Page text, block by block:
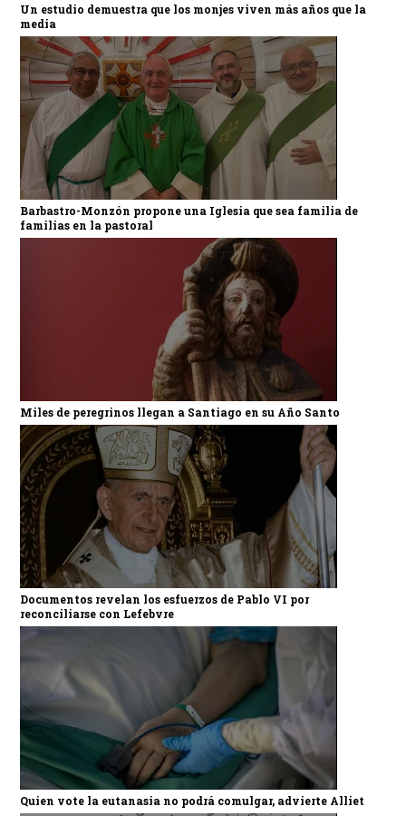
Un estudio demuestra que los monjes viven más años que la
media
Barbastro-Monzón propone una Iglesia que sea familia de
familias en la pastoral
Miles de peregrinos llegan a Santiago en su Año Santo
Documentos revelan los esfuerzos de Pablo VI por
reconciliarse con Lefebvre
Quien vote la eutanasia no podrá comulgar, advierte Alliet